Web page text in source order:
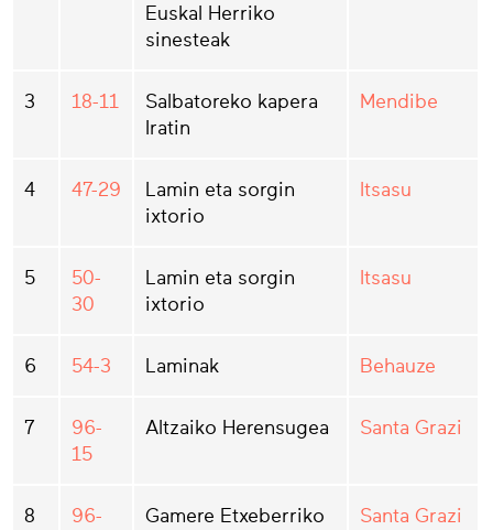
Euskal Herriko
sinesteak
3 18-11
Salbatoreko kapera
Iratin
Mendibe
4 47-29
Lamin eta sorgin
ixtorio
Itsasu
5
50-
30
Lamin eta sorgin
ixtorio
Itsasu
6 54-3 Laminak Behauze
7
96-
15
Altzaiko Herensugea Santa Grazi
8
96-
Gamere Etxeberriko
Santa Grazi